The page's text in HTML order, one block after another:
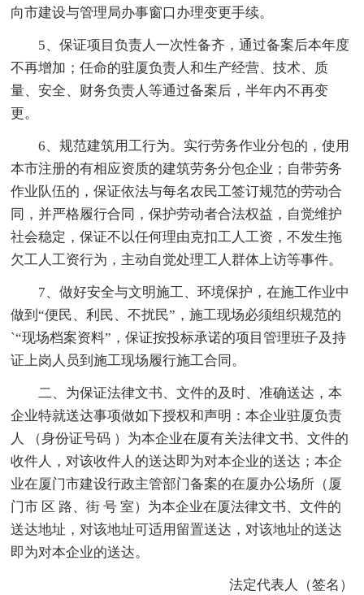
向市建设与管理局办事窗口办理变更手续。
5、保证项目负责人一次性备齐，通过备案后本年度
不再增加；任命的驻厦负责人和生产经营、技术、质
量、安全、财务负责人等通过备案后，半年内不再变
更。
6、规范建筑用工行为。实行劳务作业分包的，使用
本市注册的有相应资质的建筑劳务分包企业；自带劳务
作业队伍的，保证依法与每名农民工签订规范的劳动合
同，并严格履行合同，保护劳动者合法权益，自觉维护
社会稳定，保证不以任何理由克扣工人工资，不发生拖
欠工人工资行为，主动自觉处理工人群体上访等事件。
7、做好安全与文明施工、环境保护，在施工作业中
做到“便民、利民、不扰民”，施工现场必须组织规范的
`“现场档案资料”，保证按投标承诺的项目管理班子及持
证上岗人员到施工现场履行施工合同。
二、为保证法律文书、文件的及时、准确送达，本
企业特就送达事项做如下授权和声明：本企业驻厦负责
人 （身份证号码 ）为本企业在厦有关法律文书、文件的
收件人，对该收件人的送达即为对本企业的送达；本企
业在厦门市建设行政主管部门备案的在厦办公场所（厦
门市 区 路、街 号 室）为本企业在厦法律文书、文件的
送达地址，对该地址可适用留置送达，对该地址的送达
即为对本企业的送达。
法定代表人（签名）